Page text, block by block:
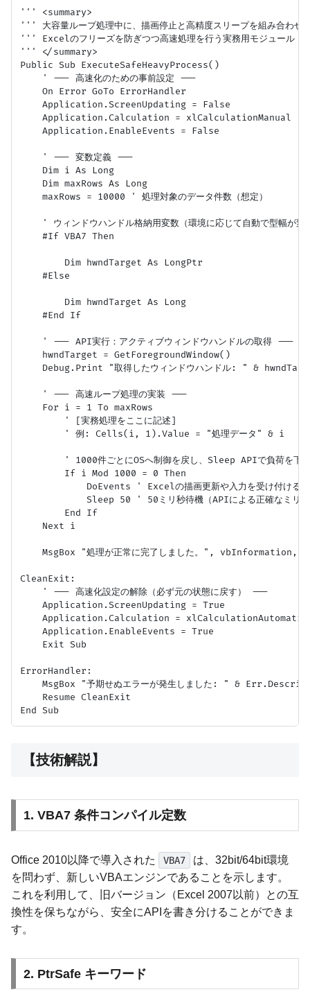
''' <summary>
''' 大容量ループ処理中に、描画停止と高精度スリープを組み合わせ
''' Excelのフリーズを防ぎつつ高速処理を行う実務用モジュール
''' </summary>
Public Sub ExecuteSafeHeavyProcess()
    ' --- 高速化のための事前設定 ---
    On Error GoTo ErrorHandler
    Application.ScreenUpdating = False
    Application.Calculation = xlCalculationManual
    Application.EnableEvents = False
    ' --- 変数定義 ---
    Dim i As Long
    Dim maxRows As Long
    maxRows = 10000 ' 処理対象のデータ件数（想定）
' ウィンドウハンドル格納用変数（環境に応じて自動で型幅が
    #If VBA7 Then
        Dim hwndTarget As LongPtr
    #Else
        Dim hwndTarget As Long
    #End If
    ' --- API実行：アクティブウィンドウハンドルの取得 ---
    hwndTarget = GetForegroundWindow()
Debug.Print "取得したウィンドウハンドル: " &
    ' --- 高速ループ処理の実装 ---
    For i = 1 To maxRows
        ' [実務処理をここに記述]
        ' 例: Cells(i, 1).Value = "処理データ" & i
' 1000件ごとにOSへ制御を戻し、Sleep APIで負荷を下げ
        If i Mod 1000 = 0 Then
            DoEvents ' Excelの描画更新や入力を受け付ける
Sleep 50 ' 50ミリ秒待機（APIによる正確なミリ秒
        End If
    Next i
MsgBox "処理が正常に完了しました。", vbInformation, "
CleanExit:
    ' --- 高速化設定の解除（必ず元の状態に戻す） ---
    Application.ScreenUpdating = True
    Application.Calculation = xlCalculationAutomatic
    Application.EnableEvents = True
    Exit Sub
ErrorHandler:
MsgBox "予期せぬエラーが発生しました: " &
    Resume CleanExit
【技術解説】
1. VBA7 条件コンパイル定数
Office 2010以降で導入された VBA7
は、32bit/64bit環境
を問わず、新しいVBAエンジンであることを示します。
これを利用して、旧バージョン（Excel 2007以前）との互
換性を保ちながら、安全にAPIを書き分けることができま
す。
2. PtrSafe キーワード